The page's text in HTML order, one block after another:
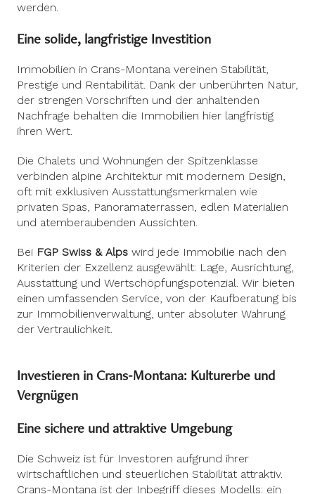
werden.
Eine solide, langfristige Investition
Immobilien in Crans-Montana vereinen Stabilität,
Prestige und Rentabilität. Dank der unberührten Natur,
der strengen Vorschriften und der anhaltenden
Nachfrage behalten die Immobilien hier langfristig
ihren Wert.
Die Chalets und Wohnungen der Spitzenklasse
verbinden alpine Architektur mit modernem Design,
oft mit exklusiven Ausstattungsmerkmalen wie
privaten Spas, Panoramaterrassen, edlen Materialien
und atemberaubenden Aussichten.
Bei FGP Swiss & Alps wird jede Immobilie nach den
Kriterien der Exzellenz ausgewählt: Lage, Ausrichtung,
Ausstattung und Wertschöpfungspotenzial. Wir bieten
einen umfassenden Service, von der Kaufberatung bis
zur Immobilienverwaltung, unter absoluter Wahrung
der Vertraulichkeit.
Investieren in Crans-Montana: Kulturerbe und
Vergnügen
Eine sichere und attraktive Umgebung
Die Schweiz ist für Investoren aufgrund ihrer
wirtschaftlichen und steuerlichen Stabilität attraktiv.
Crans-Montana ist der Inbegriff dieses Modells: ein